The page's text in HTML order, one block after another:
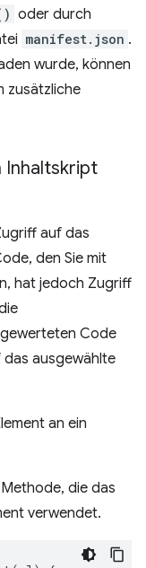
oder durch
manifest.json .
wurde, können
zusätzliche
Inhaltskript
auf das
den Sie mit
hat jedoch Zugriff
Code
das ausgewählte
an ein
die das
verwendet.